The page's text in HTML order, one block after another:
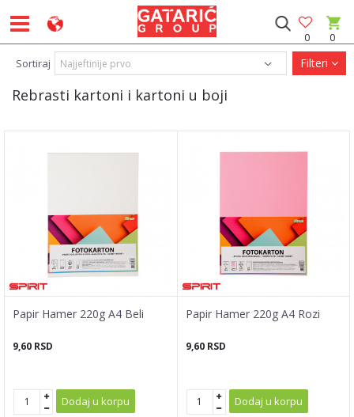
0
0
Rebrasti kartoni i kartoni u boji
Sortiraj Filteri
Papir Hamer 220g A4 Beli
9,60 RSD
Dodaj u korpu
Papir Hamer 220g A4 Rozi
9,60 RSD
Dodaj u korpu